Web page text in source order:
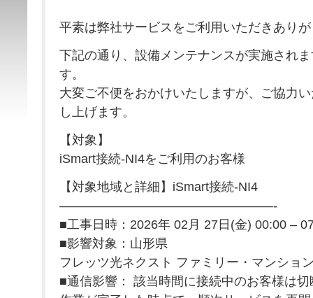
平素は弊社サービスをご利用いただきあり
下記の通り、設備メンテナンスが実施され
す。
大変ご不便をおかけいたしますが、ご協力
し上げます。
【対象】
iSmart接続-NI4をご利用のお客様
【対象地域と詳細】iSmart接続-NI4
—————————————————-
■工事日時：2026年 02月 27日(金) 00:00 –
■影響対象：山形県
フレッツ光ネクスト ファミリー・マンショ
■通信影響： 該当時間に接続中のお客様は